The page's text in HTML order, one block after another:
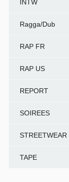
INTW
Ragga/Dub
RAP FR
RAP US
REPORT
SOIREES
STREETWEAR
TAPE